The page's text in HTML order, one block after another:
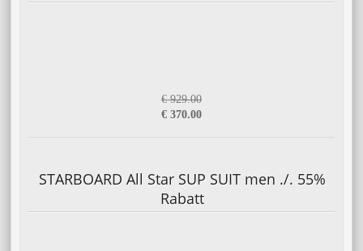
€ 929.00
€ 370.00
STARBOARD All Star SUP SUIT men ./. 55%
Rabatt